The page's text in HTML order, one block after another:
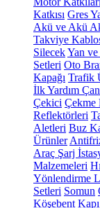
Katkısı Gres
Akü ve Akü
Takviye
SilecekYan ve
Setleri Oto
Kapağı Trafik
İlk Yardım
Çekici Çekme
Reflektörleri
Aletleri Buz
Ürünler
Araç Şarj
Malzemeleri
Yönlendirme
Setleri Somun
Köşebent